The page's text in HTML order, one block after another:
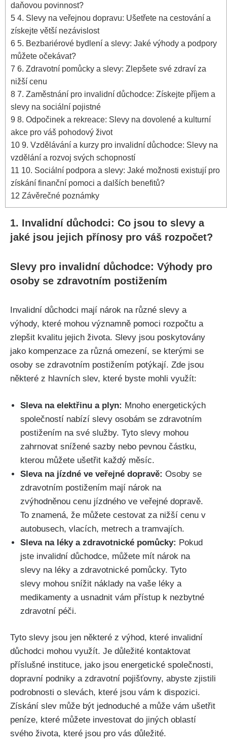
daňovou povinnost?
5 4. Slevy na veřejnou dopravu: Ušetřete na cestování a
získejte větší nezávislost
6 5. Bezbariérové bydlení a slevy: Jaké výhody a podpory
můžete očekávat?
7 6. Zdravotní pomůcky a slevy: Zlepšete své zdraví za
nižší cenu
8 7. Zaměstnání pro invalidní důchodce: Získejte příjem a
slevy na sociální pojistné
9 8. Odpočinek a rekreace: Slevy na dovolené a kulturní
akce pro váš pohodový život
10 9. Vzdělávání a kurzy pro invalidní důchodce: Slevy na
vzdělání a rozvoj svých schopností
11 10. Sociální podpora a slevy: Jaké možnosti existují pro
získání finanční pomoci a dalších benefitů?
12 Závěrečné poznámky
1. Invalidní důchodci: Co jsou to slevy a
jaké jsou jejich přínosy pro váš rozpočet?
Slevy pro invalidní důchodce: Výhody pro
osoby se zdravotním postižením
Invalidní důchodci mají nárok na různé slevy a
výhody, které mohou významně pomoci rozpočtu a
zlepšit kvalitu jejich života. Slevy jsou poskytovány
jako kompenzace za různá omezení, se kterými se
osoby se zdravotním postižením potýkají. Zde jsou
některé z hlavních slev, které byste mohli využít:
Sleva na elektřinu a plyn: Mnoho energetických
společností nabízí slevy osobám se zdravotním
postižením na své služby. Tyto slevy mohou
zahrnovat snížené sazby nebo pevnou částku,
kterou můžete ušetřit každý měsíc.
Sleva na jízdné ve veřejné dopravě: Osoby se
zdravotním postižením mají nárok na
zvýhodněnou cenu jízdného ve veřejné dopravě.
To znamená, že můžete cestovat za nižší cenu v
autobusech, vlacích, metrech a tramvajích.
Sleva na léky a zdravotnické pomůcky: Pokud
jste invalidní důchodce, můžete mít nárok na
slevy na léky a zdravotnické pomůcky. Tyto
slevy mohou snížit náklady na vaše léky a
medikamenty a usnadnit vám přístup k nezbytné
zdravotní péči.
Tyto slevy jsou jen některé z výhod, které invalidní
důchodci mohou využít. Je důležité kontaktovat
příslušné instituce, jako jsou energetické společnosti,
dopravní podniky a zdravotní pojišťovny, abyste zjistili
podrobnosti o slevách, které jsou vám k dispozici.
Získání slev může být jednoduché a může vám ušetřit
peníze, které můžete investovat do jiných oblastí
svého života, které jsou pro vás důležité.